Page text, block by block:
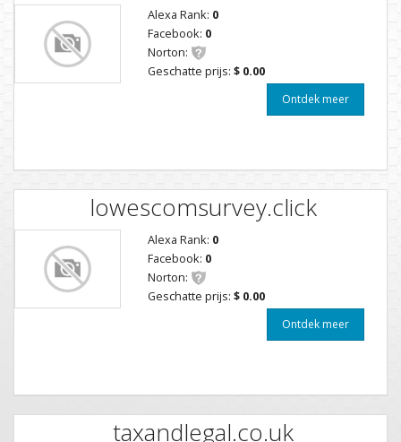
Alexa Rank: 0
Facebook: 0
Norton:
Geschatte prijs: $ 0.00
Ontdek meer
lowescomsurvey.click
Alexa Rank: 0
Facebook: 0
Norton:
Geschatte prijs: $ 0.00
Ontdek meer
taxandlegal.co.uk